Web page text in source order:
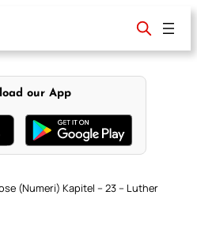
our App
(Numeri) Kapitel – 23 – Luther